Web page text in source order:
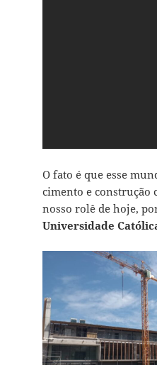
O fato é que esse
cimento e construção
nosso rolê de hoje,
Universidade